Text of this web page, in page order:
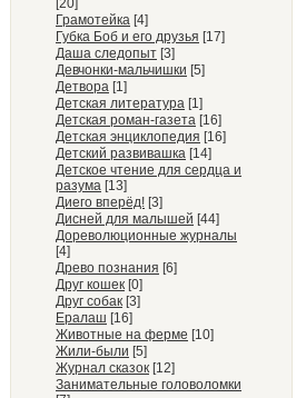
[20]
Грамотейка [4]
Губка Боб и его друзья [17]
Даша следопыт [3]
Девчонки-мальчишки [5]
Детвора [1]
Детская литература [1]
Детская роман-газета [16]
Детская энциклопедия [16]
Детский развивашка [14]
Детское чтение для сердца и
разума [13]
Диего вперёд! [3]
Дисней для малышей [44]
Дореволюционные журналы
[4]
Древо познания [6]
Друг кошек [0]
Друг собак [3]
Ералаш [16]
Животные на ферме [10]
Жили-были [5]
Журнал сказок [12]
Занимательные головоломки